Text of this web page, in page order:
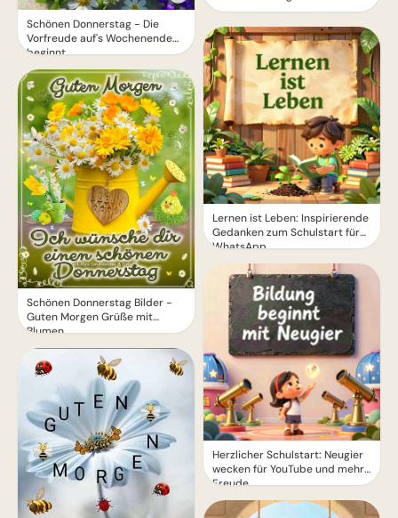
Schönen Donnerstag - Die
Vorfreude auf's Wochenende
beginnt
Schönen Donnerstag Bilder -
Guten Morgen Grüße mit
Blumen
Lernen ist Leben: Inspirierende
Gedanken zum Schulstart für
WhatsApp.
Herzlicher Schulstart: Neugier
wecken für YouTube und mehr
Freude